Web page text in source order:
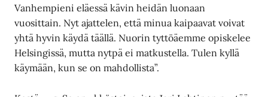
Vanhempieni eläessä kävin heidän luonaan
vuosittain. Nyt ajattelen, että minua kaipaavat voivat
yhtä hyvin käydä täällä. Nuorin tyttöäemme opiskelee
Helsingissä, mutta nytpä ei matkustella. Tulen kyllä
käymään, kun se on mahdollista”.